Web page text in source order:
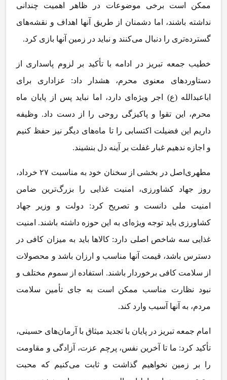
ممکن است برخی موضوعات در ظاهر اهمیت چندانی
نداشته باشند، اما دشمنان از طریق آنها اهداف و نقشه‌های
گسترده‌تری را دنبال می‌کنند و نباید در زمین آنها بازی کرد.
خطیب جمعه تبریز در ادامه با تأکید بر لزوم پاسداری از
دستاوردهای معنوی محرم، هشدار داد: عزاداری برای
اباعبدالله (ع) اجر ویژه‌ای دارد، اما نباید پس از پایان ماه
محرم، این تقوا و پاکیزگی روحی را از دست داد. وظیفه
داریم این فضیلت اکتسابی را تا ماه‌های دیگر نیز حفظ کنیم
و اجازه ندهیم غبار غفلت بر آینه دل بنشیند.
مطهری‌اصل در بخشی از سخنان خود به مناسبت ۲۷ خرداد،
روز جهاد کشاورزی، امنیت غذایی را بزرگ‌ترین ضامن
امنیت ملی دانست و تصریح کرد: دولت و وزیر جهاد
کشاورزی باید توجه ویژه‌ای به این حوزه داشته باشند. امنیت
غذایی سه شاخص اصلی دارد: کالاها باید به میزان کافی در
دسترس باشد، قیمت آنها مناسب و ارزان باشد و محصولات
از سلامت کافی برخوردار باشند. استفاده از سموم مختلف و
نبود نظارت مناسب ممکن است به جای تأمین سلامت
مردم، به آنها آسیب وارد کند.
امام جمعه تبریز در پایان با تجدید میثاق با آرمان‌های حسینی،
تأکید کرد: ما تا آخرین نفس، پرچم عزت، آزادگی و مقاومت
را بر زمین نخواهیم گذاشت و ثابت می‌کنیم که محبت